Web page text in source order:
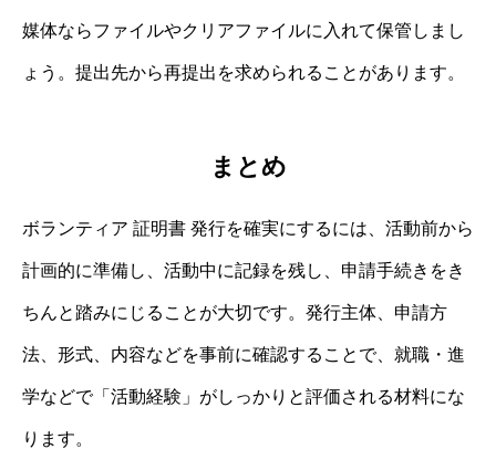
媒体ならファイルやクリアファイルに入れて保管しまし
ょう。提出先から再提出を求められることがあります。
まとめ
ボランティア 証明書 発行を確実にするには、活動前から
計画的に準備し、活動中に記録を残し、申請手続きをき
ちんと踏みにじることが大切です。発行主体、申請方
法、形式、内容などを事前に確認することで、就職・進
学などで「活動経験」がしっかりと評価される材料にな
ります。